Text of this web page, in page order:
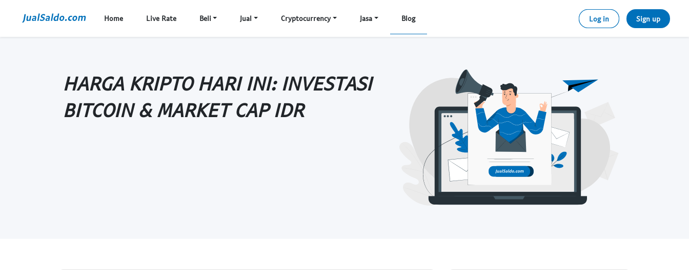
Home Live Rate Beli Jual Cryptocurrency Jasa Blog Log in Sign up
HARGA KRIPTO HARI INI: INVESTASI
BITCOIN & MARKET CAP IDR